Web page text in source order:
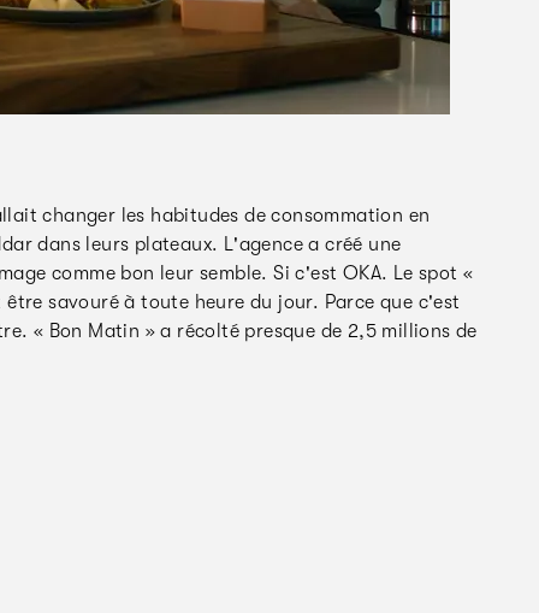
changer les habitudes de consommation en
dans leurs plateaux. L'agence a créé une
comme bon leur semble. Si c'est OKA. Le spot «
savouré à toute heure du jour. Parce que c'est
« Bon Matin » a récolté presque de 2,5 millions de